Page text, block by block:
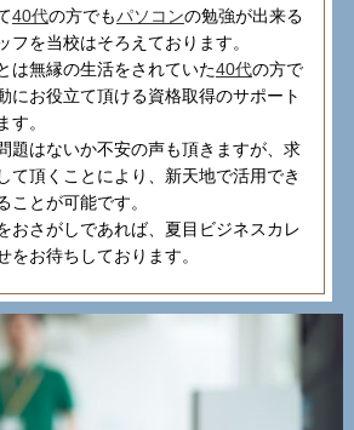
40代の方でもパソコンの勉強が出来る
フを当校はそろえております。
は無縁の生活をされていた40代の方で
にお役立て頂ける資格取得のサポート
す。
題はないか不安の声も頂きますが、求
て頂くことにより、新天地で活用でき
ことが可能です。
おさがしであれば、夏目ビジネスカレ
をお待ちしております。